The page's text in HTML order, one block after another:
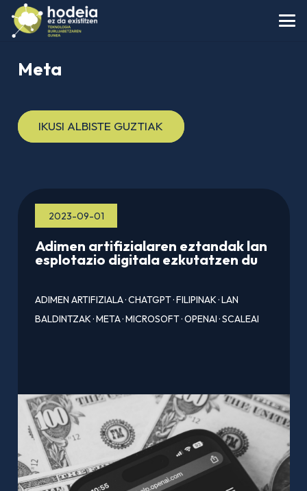
Meta
IKUSI ALBISTE GUZTIAK
2023-09-01
Adimen artifizialaren eztandak lan
esplotazio digitala ezkutatzen du
ADIMEN ARTIFIZIALA·CHATGPT·FILIPINAK·LAN
BALDINTZAK·META·MICROSOFT·OPENAI·SCALEAI